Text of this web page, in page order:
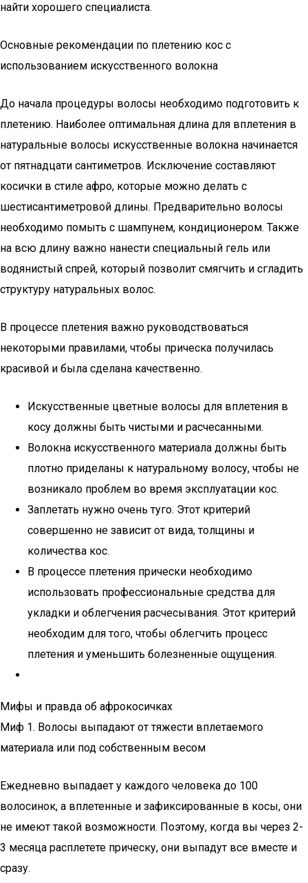
найти хорошего специалиста.
Основные рекомендации по плетению кос с
использованием искусственного волокна
До начала процедуры волосы необходимо подготовить к
плетению. Наиболее оптимальная длина для вплетения в
натуральные волосы искусственные волокна начинается
от пятнадцати сантиметров. Исключение составляют
косички в стиле афро, которые можно делать с
шестисантиметровой длины. Предварительно волосы
необходимо помыть с шампунем, кондиционером. Также
на всю длину важно нанести специальный гель или
водянистый спрей, который позволит смягчить и сгладить
структуру натуральных волос.
В процессе плетения важно руководствоваться
некоторыми правилами, чтобы прическа получилась
красивой и была сделана качественно.
Искусственные цветные волосы для вплетения в
косу должны быть чистыми и расчесанными.
Волокна искусственного материала должны быть
плотно приделаны к натуральному волосу, чтобы не
возникало проблем во время эксплуатации кос.
Заплетать нужно очень туго. Этот критерий
совершенно не зависит от вида, толщины и
количества кос.
В процессе плетения прически необходимо
использовать профессиональные средства для
укладки и облегчения расчесывания. Этот критерий
необходим для того, чтобы облегчить процесс
плетения и уменьшить болезненные ощущения.
Мифы и правда об афрокосичках
Миф 1. Волосы выпадают от тяжести вплетаемого
материала или под собственным весом
Ежедневно выпадает у каждого человека до 100
волосинок, а вплетенные и зафиксированные в косы, они
не имеют такой возможности. Поэтому, когда вы через 2-
3 месяца расплетете прическу, они выпадут все вместе и
сразу.